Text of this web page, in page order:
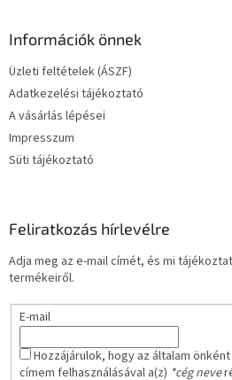
Információk önnek
Üzleti feltételek (ÁSZF)
Adatkezelési tájékoztató
A vásárlás lépései
Impresszum
Süti tájékoztató
Feliratkozás hírlevélre
Adja meg az e-mail címét, és mi
termékeiről.
E-mail
Hozzájárulok, hogy az általam
címem felhasználásával a(z) *cég neve